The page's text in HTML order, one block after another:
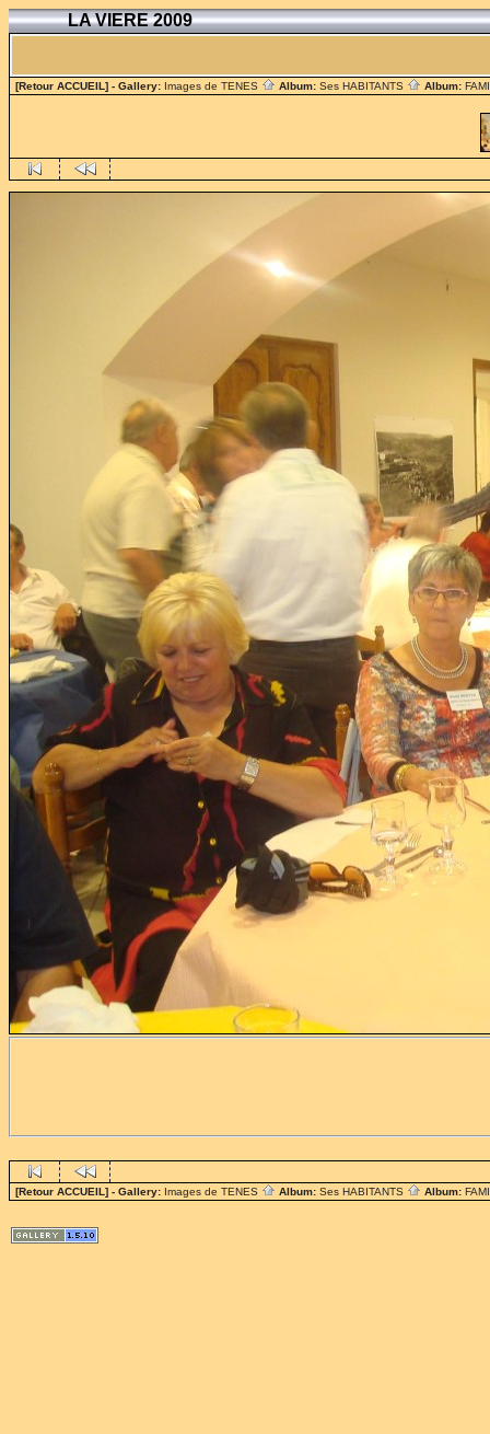
LA VIERE 2009
[Retour ACCUEIL] - Gallery: Images de TENES Album: Ses HABITANTS Album:
[Retour ACCUEIL] - Gallery: Images de TENES Album: Ses HABITANTS Album: